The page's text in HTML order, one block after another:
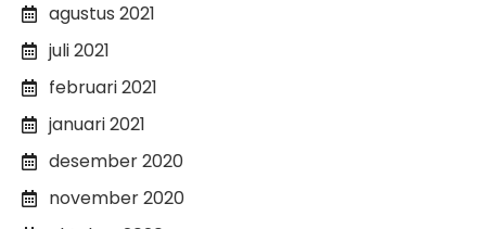
agustus 2021
juli 2021
februari 2021
januari 2021
desember 2020
november 2020